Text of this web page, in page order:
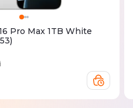
Pro Max 1TB White